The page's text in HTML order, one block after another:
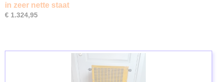
in zeer nette staat
€ 1.324,95